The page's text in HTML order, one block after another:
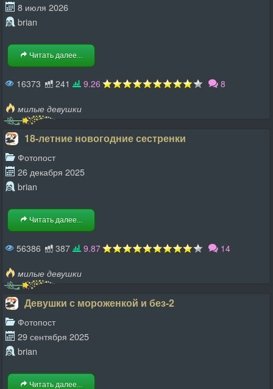
8 июля 2026
brian
Читать далее...
16373 241 9.26 8
милые девушки
18-летние новогодние сестренки
Фотопост
26 декабря 2025
brian
Читать далее...
56386 387 9.87 14
милые девушки
Девушки с мороженкой и без-2
Фотопост
29 сентября 2025
brian
Читать далее...